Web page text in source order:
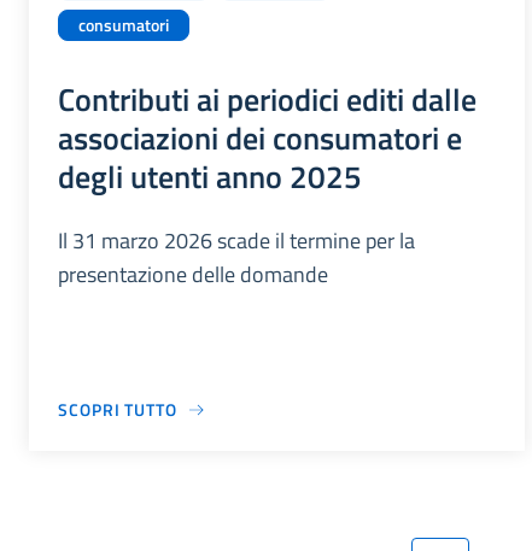
consumatori
Contributi ai periodici editi dalle
associazioni dei consumatori e
degli utenti anno 2025
Il 31 marzo 2026 scade il termine per la
presentazione delle domande
SCOPRI TUTTO